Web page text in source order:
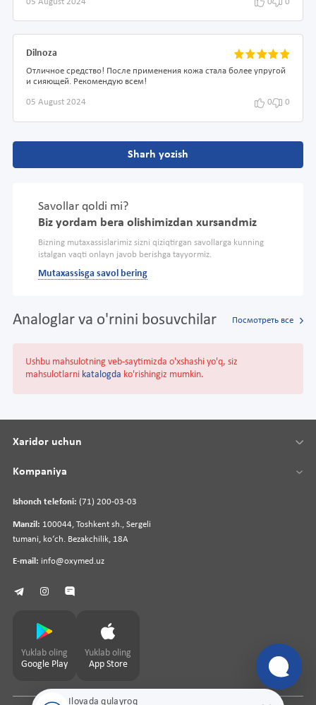
05 August 2024 0 0
Dilnoza
Отличное средство! После применения кожа стала более упругой
и сияющей. Рекомендую всем!
05 August 2024 0 0
Sharh yozish
Savollar qoldi mi?
Biz yordam bera olishimizdan xursandmiz
Bizning mutaxassislarimiz sizni qiziqtirgan savollarga kunning
istalgan vaqti onlayn javob berishga tayyormiz.
Mutaxassisga savol bering
Analoglar va o'rnini bosuvchilar Посмотреть все
Ushbu mahsulotning veb-saytimizda o'xshashi yo'q, siz
mahsulotlarni katalogda ko'rishingiz mumkin.
Ilovada qulayroq
Ishonch telefoni: (71) 200-03-03
Manzil: 100044, Toshkent sh., Sergeli
tumani, koʻch. Bezakchilik, 18A
E-mail: info@oxymed.uz
Xaridor uchun
Kompaniya
Yuklab oling
Google Play
Yuklab oling
App Store